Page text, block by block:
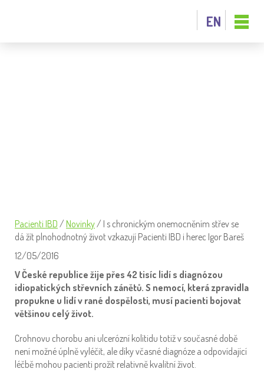
EN
Pacienti IBD / Novinky/ I s chronickým onemocněním střev se
dá žít plnohodnotný život vzkazují Pacienti IBD i herec Igor Bareš
12/05/2016
V České republice žije přes 42 tisíc lidí s diagnózou
idiopatických střevních zánětů. S nemocí, která zpravidla
propukne u lidí v rané dospělosti, musí pacienti bojovat
většinou celý život.
Crohnovu chorobu ani ulcerózní kolitidu totiž v současné době
není možné úplně vyléčit, ale díky včasné diagnóze a odpovídající
léčbě mohou pacienti prožít relativně kvalitní život.